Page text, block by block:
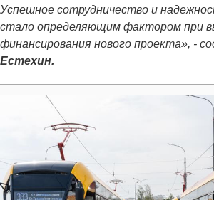
Успешное сотрудничество и
стало определяющим фактором при
финансирования нового проекта», -
Естехин.